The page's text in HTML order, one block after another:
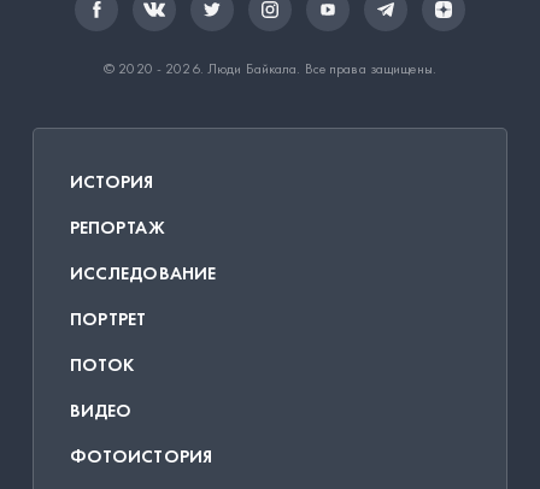
© 2020 - 2026. Люди Байкала . Все права защищены.
ИСТОРИЯ
РЕПОРТАЖ
ИССЛЕДОВАНИЕ
ПОРТРЕТ
ПОТОК
ВИДЕО
ФОТОИСТОРИЯ